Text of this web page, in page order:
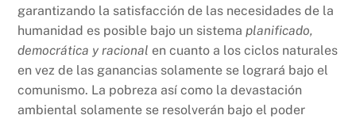
garantizando la satisfacción de las necesidades de la
humanidad es posible bajo un sistemaplanificado,
democrática y racional en cuanto a los ciclos naturales
en vez de las ganancias solamente se logrará bajo el
comunismo. La pobreza así como la devastación
ambiental solamente se resolverán bajo el poder